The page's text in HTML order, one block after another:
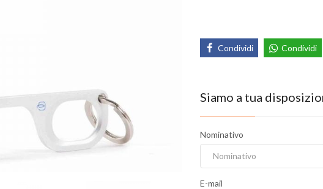
Condividi Condividi
Siamo a tua
Nominativo
E-mail